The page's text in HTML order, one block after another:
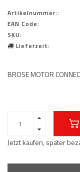
Artikelnummer::
EAN Code:
SKU:
Lieferzeit:
BROSE MOTOR
Jetzt kaufen, später